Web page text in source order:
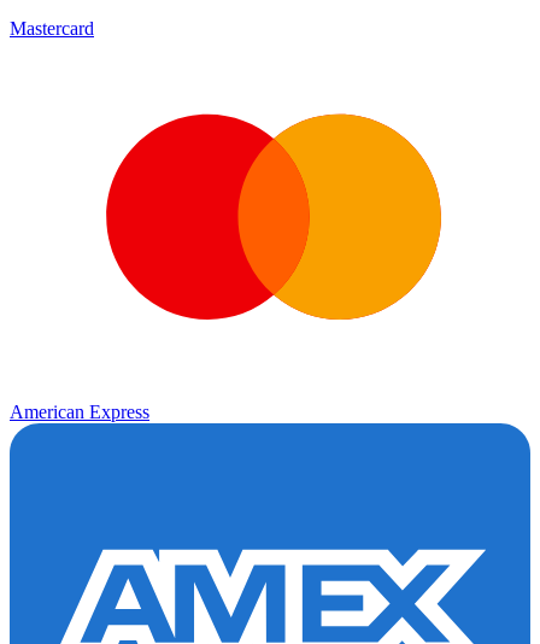
Mastercard
American Express